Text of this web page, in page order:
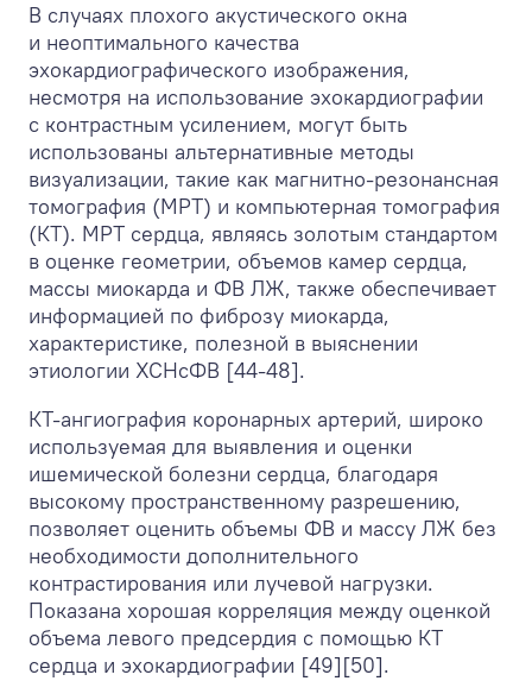
В случаях плохого акустического окна
и неоптимального качества
эхокардиографического изображения,
несмотря на использование эхокардиографии
с контрастным усилением, могут быть
использованы альтернативные методы
визуализации, такие как магнитно-резонансная
томография (МРТ) и компьютерная томография
(КТ). МРТ сердца, являясь золотым стандартом
в оценке геометрии, объемов камер сердца,
массы миокарда и ФВ ЛЖ, также обеспечивает
информацией по фиброзу миокарда,
характеристике, полезной в выяснении
этиологии ХСНсФВ [44-48].
КТ-ангиография коронарных артерий, широко
используемая для выявления и оценки
ишемической болезни сердца, благодаря
высокому пространственному разрешению,
позволяет оценить объемы ФВ и массу ЛЖ без
необходимости дополнительного
контрастирования или лучевой нагрузки.
Показана хорошая корреляция между оценкой
объема левого предсердия с помощью КТ
сердца и эхокардиографии [49][50].